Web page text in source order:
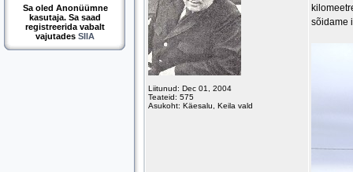
Sa oled Anonüümne
kasutaja. Sa saad
registreerida vabalt
vajutades SIIA
Liitunud: Dec 01, 2004
Teateid: 575
Asukoht: Käesalu, Keila vald
sõidame